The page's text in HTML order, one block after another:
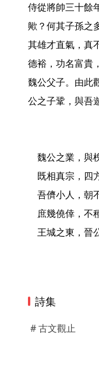
侍從將帥三十餘
歟？何其子孫之
其雄才直氣，真
德裕，功名富貴
魏公父子。由此
公之子鞏，與吾
魏公之業，與
既相真宗，四
吾儕小人，朝
庶幾僥倖，不
王城之東，晉
詩集
# 古文觀止